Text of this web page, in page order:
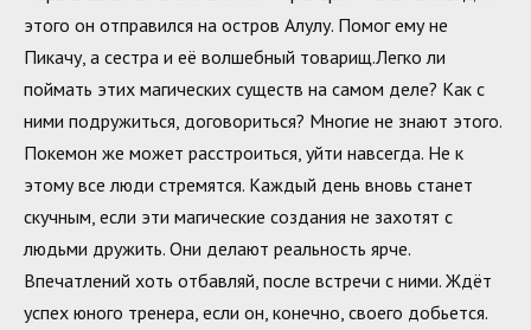
этого он отправился на остров Алулу. Помог ему не
Пикачу, а сестра и её волшебный товарищ.Легко ли
поймать этих магических существ на самом деле? Как с
ними подружиться, договориться? Многие не знают этого.
Покемон же может расстроиться, уйти навсегда. Не к
этому все люди стремятся. Каждый день вновь станет
скучным, если эти магические создания не захотят с
людьми дружить. Они делают реальность ярче.
Впечатлений хоть отбавляй, после встречи с ними. Ждёт
успех юного тренера, если он, конечно, своего добьется.